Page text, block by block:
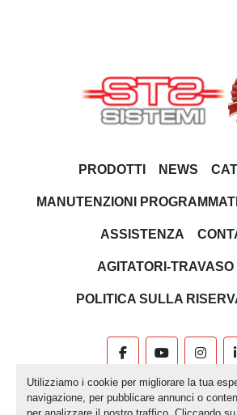
Utilizziamo i cookie per migliorare la tua
navigazione, per pubblicare annunci o
PRODOTTI NEWS
MANUTENZIONI
ASSISTENZA
AGITATORI-TRAVASO
POLITICA SULLA
facebookyoutube
Machinio Systemsito web